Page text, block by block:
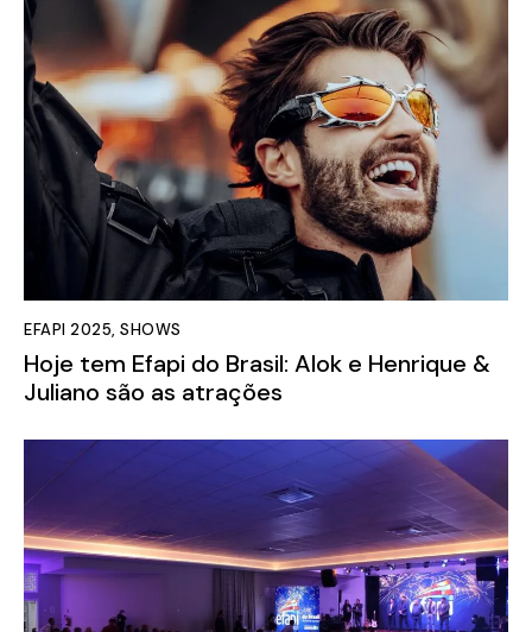
EFAPI 2025, SHOWS
Hoje tem Efapi do Brasil: Alok e Henrique &
Juliano são as atrações